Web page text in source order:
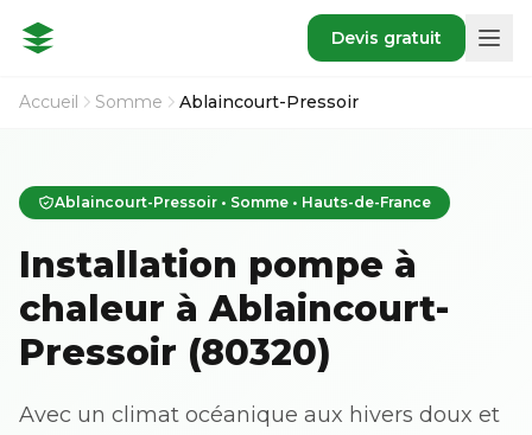
Devis gratuit
Accueil Somme Ablaincourt-Pressoir
Ablaincourt-Pressoir • Somme • Hauts-de-France
Installation pompe à
chaleur à Ablaincourt-
Pressoir (80320)
Avec un climat océanique aux hivers doux et